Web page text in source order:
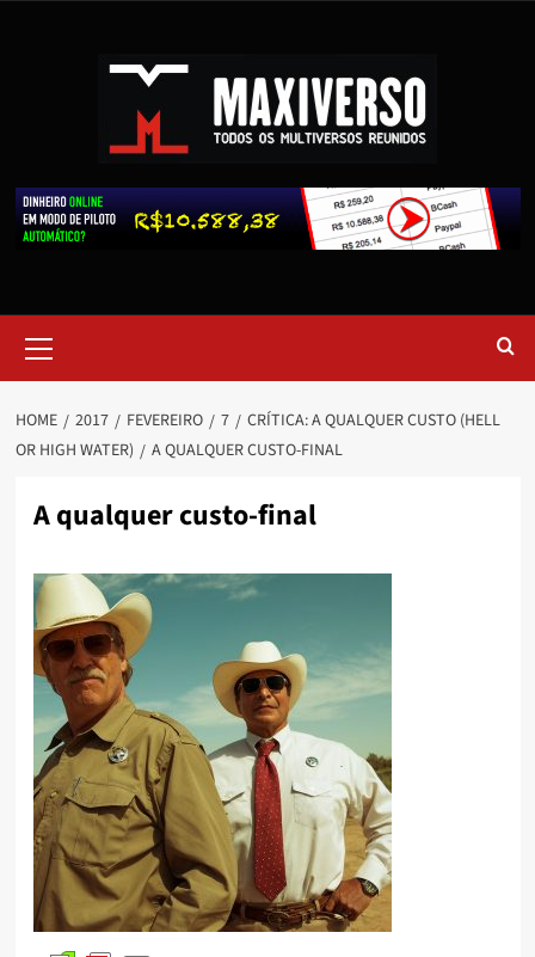
HOME 2017 FEVEREIRO 7
CRÍTICA: A QUALQUER CUSTO (HELL
OR HIGH WATER)
A QUALQUER CUSTO-FINAL
A qualquer custo-final